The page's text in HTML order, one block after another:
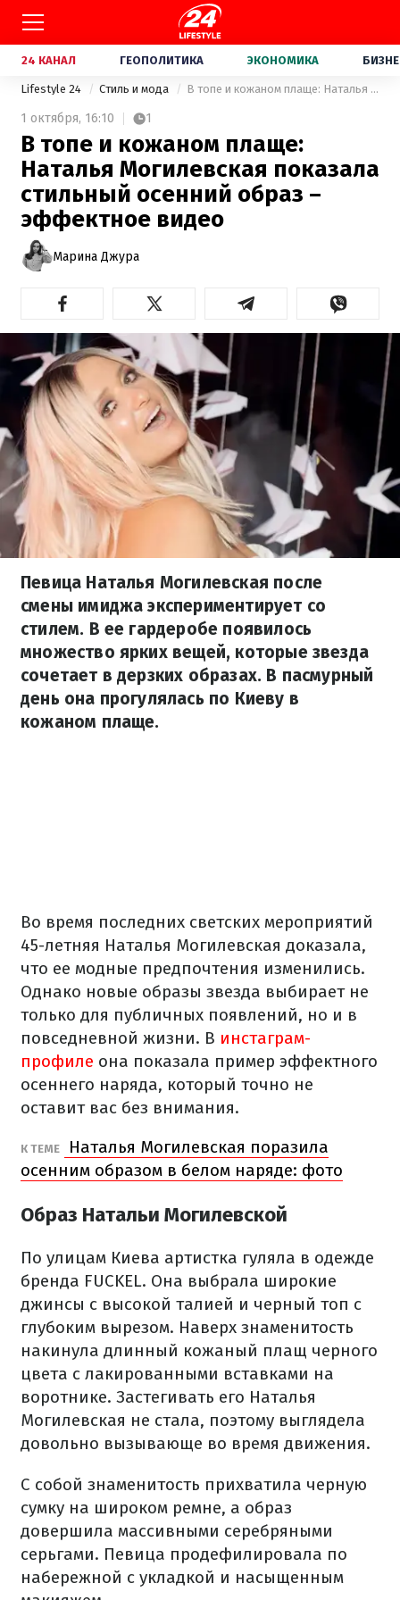
24 КАНАЛ ГЕОПОЛИТИКА ЭКОНОМИКА
Lifestyle 24 Стиль и мода В топе и кожаном плаще: Наталья Могилевская показала стильный осенний образ – эффектное видео
1 октября, 16:10 1
В топе и кожаном плаще:
Наталья Могилевская показала
стильный осенний образ –
эффектное видео
Марина Джура
Певица Наталья Могилевская после
смены имиджа экспериментирует со
стилем. В ее гардеробе появилось
множество ярких вещей, которые звезда
сочетает в дерзких образах. В пасмурный
день она прогулялась по Киеву в
кожаном плаще.
Во время последних светских мероприятий
45-летняя Наталья Могилевская доказала,
что ее модные предпочтения изменились.
Однако новые образы звезда выбирает не
только для публичных появлений, но и в
повседневной жизни. В инстаграм-
профиле она показала пример эффектного
осеннего наряда, который точно не
оставит вас без внимания.
К ТЕМЕ
Наталья Могилевская поразила
осенним образом в белом наряде: фото
Образ Натальи Могилевской
По улицам Киева артистка гуляла в одежде
бренда FUCKEL. Она выбрала широкие
джинсы с высокой талией и черный топ с
глубоким вырезом. Наверх знаменитость
накинула длинный кожаный плащ черного
цвета с лакированными вставками на
воротнике. Застегивать его Наталья
Могилевская не стала, поэтому выглядела
довольно вызывающе во время движения.
С собой знаменитость прихватила черную
сумку на широком ремне, а образ
довершила массивными серебряными
серьгами. Певица продефилировала по
набережной с укладкой и насыщенным